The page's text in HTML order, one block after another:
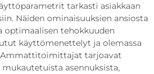
tarkasti asiakkaan
Näiden ominaisuuksien ansiosta
optimaalisen tehokkuuden
käyttömenettelyt ja olemassa
tarjoavat
asennuksista,